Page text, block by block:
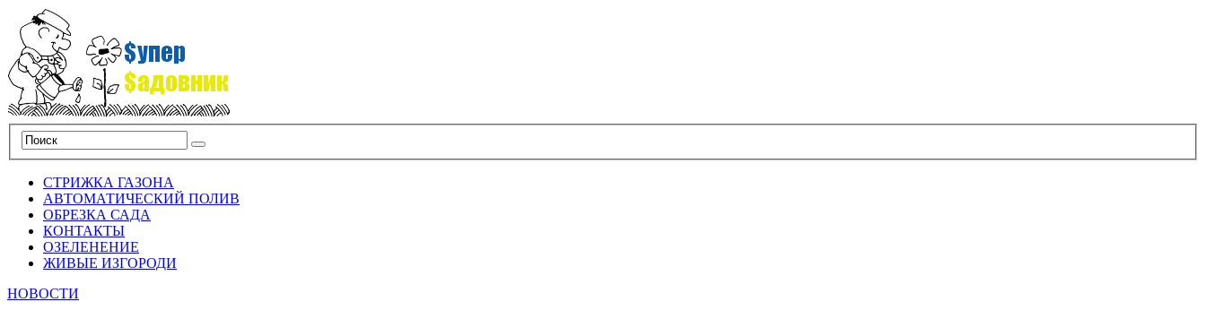
СТРИЖКА ГАЗОНА
АВТОМАТИЧЕСКИЙ ПОЛИВ
ОБРЕЗКА САДА
КОНТАКТЫ
ОЗЕЛЕНЕНИЕ
ЖИВЫЕ ИЗГОРОДИ
НОВОСТИ